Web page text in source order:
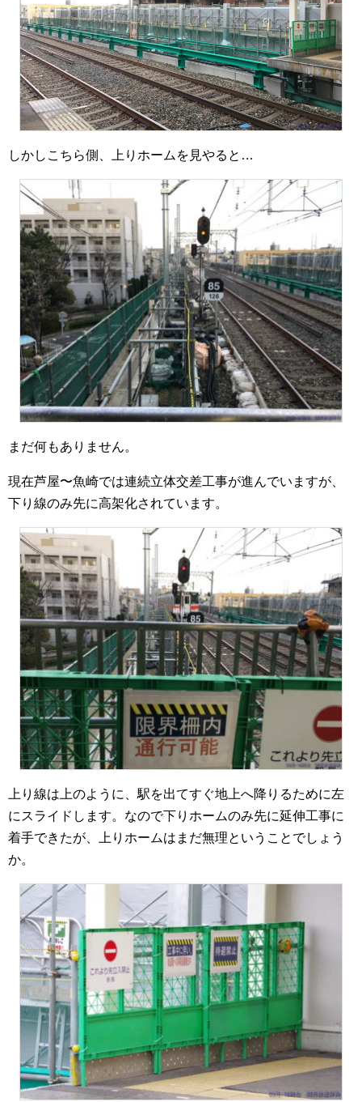
しかしこちら側、上りホームを見やると…
まだ何もありません。
現在芦屋〜魚崎では連続立体交差工事が進んでいますが、
下り線のみ先に高架化されています。
上り線は上のように、駅を出てすぐ地上へ降りるために左
にスライドします。なので下りホームのみ先に延伸工事に
着手できたが、上りホームはまだ無理ということでしょう
か。